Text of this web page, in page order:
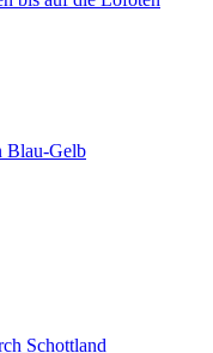
Blau-Gelb
Schottland